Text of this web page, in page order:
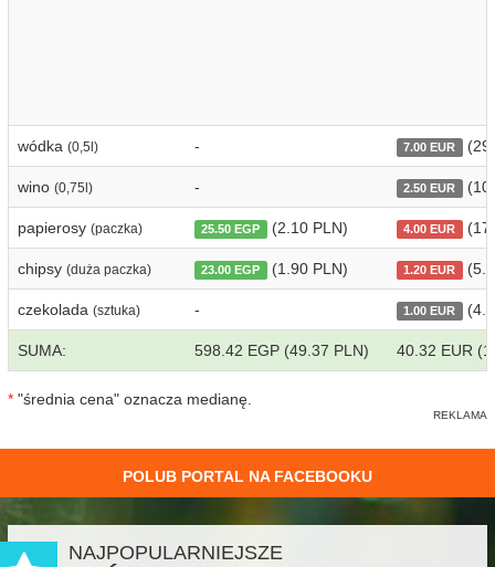
wódka (0,5l) - 7.00 EUR
wino (0,75l) - 2.50 EUR
papierosy (paczka) 25.50 EGP (2.10 PLN) 4.00 EUR
chipsy (duża paczka) 23.00 EGP (1.90 PLN) 1.20 EUR
czekolada (sztuka) - 1.00 EUR
SUMA: 598.42 EGP (49.37 PLN) 40.32 EUR
* "średnia cena" oznacza medianę.
POLUB PORTAL NA FACEBOOKU
NAJPOPULARNIEJSZE